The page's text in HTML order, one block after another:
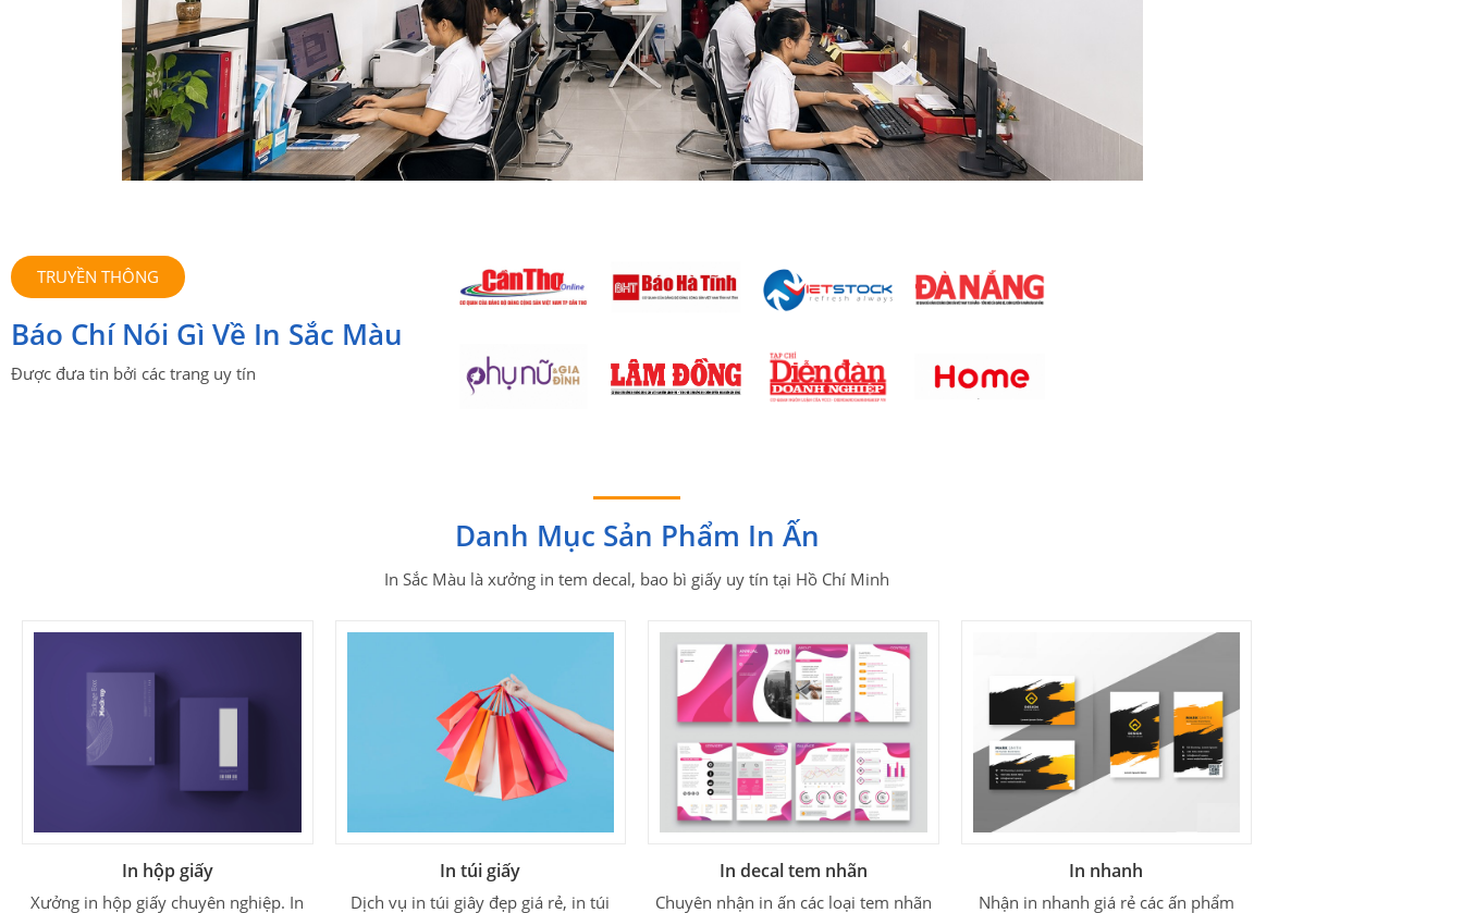
TRUYỀN THÔNG
Báo Chí Nói Gì Về In Sắc Màu
Được đưa tin bởi các trang uy tín
Danh Mục Sản Phẩm In Ấn
In Sắc Màu là xưởng in tem decal, bao bì giấy uy tín tại Hồ Chí Minh
In hộp giấy
Xưởng in hộp giấy chuyên nghiệp. In
In túi giấy
Dịch vụ in túi giây đẹp giá rẻ, in túi
In decal tem nhãn
Chuyên nhận in ấn các loại tem nhãn
In nhanh
Nhận in nhanh giá rẻ các ấn phẩm